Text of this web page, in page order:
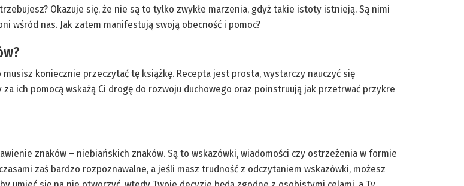
Okazuje się, że nie są to tylko zwykłe marzenia, gdyż takie istoty istnieją. Są nimi
wśród nas. Jak zatem manifestują swoją obecność i pomoc?
koniecznie przeczytać tę książkę. Recepta jest prosta, wystarczy nauczyć się
ich pomocą wskażą Ci drogę do rozwoju duchowego oraz poinstruują jak przetrwać przykre
znaków – niebiańskich znaków. Są to wskazówki, wiadomości czy ostrzeżenia w formie
zaś bardzo rozpoznawalne, a jeśli masz trudność z odczytaniem wskazówki, możesz